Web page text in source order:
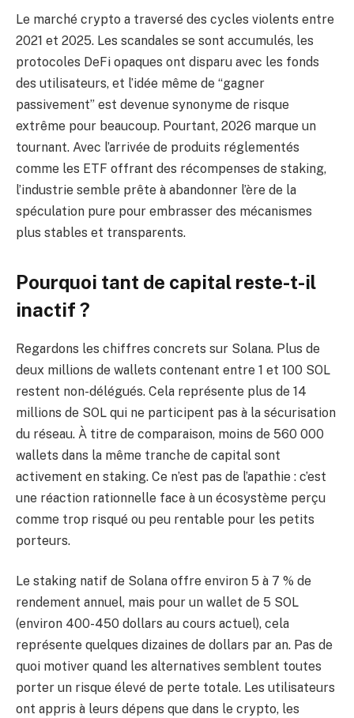
Le marché crypto a traversé des cycles violents entre
2021 et 2025. Les scandales se sont accumulés, les
protocoles DeFi opaques ont disparu avec les fonds
des utilisateurs, et l’idée même de “gagner
passivement” est devenue synonyme de risque
extrême pour beaucoup. Pourtant, 2026 marque un
tournant. Avec l’arrivée de produits réglementés
comme les ETF offrant des récompenses de staking,
l’industrie semble prête à abandonner l’ère de la
spéculation pure pour embrasser des mécanismes
plus stables et transparents.
Pourquoi tant de capital reste-t-il
inactif ?
Regardons les chiffres concrets sur Solana. Plus de
deux millions de wallets contenant entre 1 et 100 SOL
restent non-délégués. Cela représente plus de 14
millions de SOL qui ne participent pas à la sécurisation
du réseau. À titre de comparaison, moins de 560 000
wallets dans la même tranche de capital sont
activement en staking. Ce n’est pas de l’apathie : c’est
une réaction rationnelle face à un écosystème perçu
comme trop risqué ou peu rentable pour les petits
porteurs.
Le staking natif de Solana offre environ 5 à 7 % de
rendement annuel, mais pour un wallet de 5 SOL
(environ 400-450 dollars au cours actuel), cela
représente quelques dizaines de dollars par an. Pas de
quoi motiver quand les alternatives semblent toutes
porter un risque élevé de perte totale. Les utilisateurs
ont appris à leurs dépens que dans le crypto, les